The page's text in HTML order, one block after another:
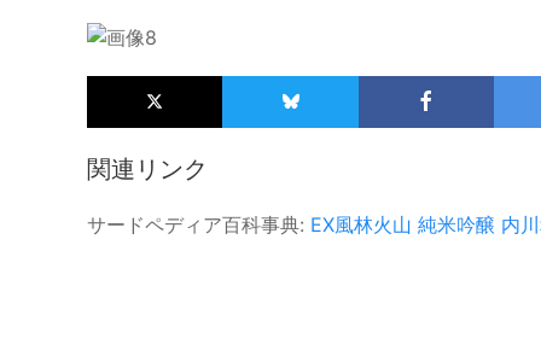
関連リンク
サードペディア百科事典: EX風林火山 純米吟醸 内